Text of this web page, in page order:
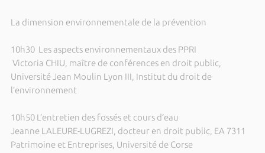
La dimension environnementale de la prévention
10h30 Les aspects environnementaux des PPRI
Victoria CHIU, maître de conférences en droit public,
Université Jean Moulin Lyon III, Institut du droit de
l’environnement
10h50 L’entretien des fossés et cours d’eau
Jeanne LALEURE-LUGREZI, docteur en droit public, EA 7311
Patrimoine et Entreprises, Université de Corse